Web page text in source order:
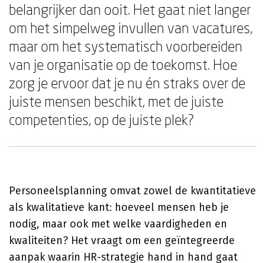
belangrijker dan ooit. Het gaat niet langer
om het simpelweg invullen van vacatures,
maar om het systematisch voorbereiden
van je organisatie op de toekomst. Hoe
zorg je ervoor dat je nu én straks over de
juiste mensen beschikt, met de juiste
competenties, op de juiste plek?
Personeelsplanning omvat zowel de kwantitatieve
als kwalitatieve kant: hoeveel mensen heb je
nodig, maar ook met welke vaardigheden en
kwaliteiten? Het vraagt om een geïntegreerde
aanpak waarin HR-strategie hand in hand gaat